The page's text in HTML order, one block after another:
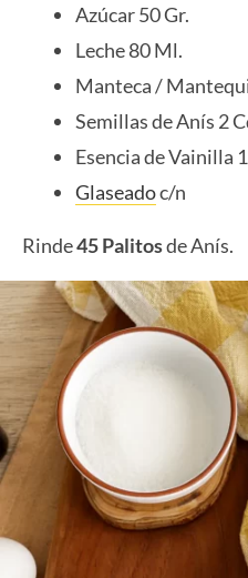
Azúcar 50 Gr.
Leche 80 Ml.
Manteca /
Semillas de Anís 2
Esencia de Vainilla
Glaseadoc/n
Rinde45 Palitosde Anís.